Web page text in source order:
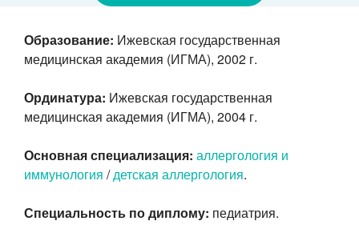
Образование: Ижевская государственная
медицинская академия (ИГМА), 2002 г.
Ординатура: Ижевская государственная
медицинская академия (ИГМА), 2004 г.
Основная специализация: аллергология и
иммунология /детская аллергология.
Специальность по диплому: педиатрия.